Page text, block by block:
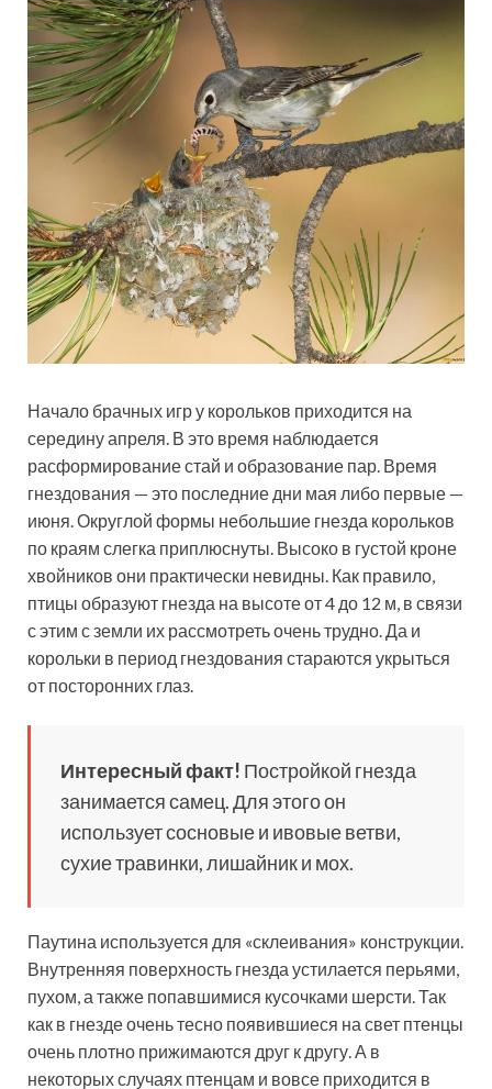
Начало брачных игр у корольков приходится на
середину апреля. В это время наблюдается
расформирование стай и образование пар. Время
гнездования — это последние дни мая либо первые —
июня. Округлой формы небольшие гнезда корольков
по краям слегка приплюснуты. Высоко в густой кроне
хвойников они практически невидны. Как правило,
птицы образуют гнезда на высоте от 4 до 12 м, в связи
с этим с земли их рассмотреть очень трудно. Да и
корольки в период гнездования стараются укрыться
от посторонних глаз.
Интересный факт! Постройкой гнезда
занимается самец. Для этого он
использует сосновые и ивовые ветви,
сухие травинки, лишайник и мох.
Паутина используется для «склеивания» конструкции.
Внутренняя поверхность гнезда устилается перьями,
пухом, а также попавшимися кусочками шерсти. Так
как в гнезде очень тесно появившиеся на свет птенцы
очень плотно прижимаются друг к другу. А в
некоторых случаях птенцам и вовсе приходится в